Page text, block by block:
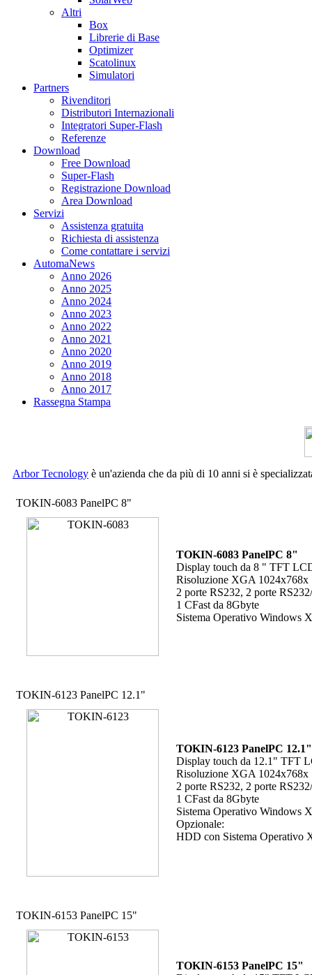
Altri
Box
Librerie di Base
Optimizer
Scatolinux
Simulatori
Partners
Rivenditori
Distributori Internazionali
Integratori Super-Flash
Referenze
Download
Free Download
Super-Flash
Registrazione Download
Area Download
Servizi
Assistenza gratuita
Richiesta di assistenza
Come contattare i servizi
AutomaNews
Anno 2026
Anno 2025
Anno 2024
Anno 2023
Anno 2022
Anno 2021
Anno 2020
Anno 2019
Anno 2018
Anno 2017
Rassegna Stampa
Arbor Tecnology è un'azienda che da più di 10 anni si è
TOKIN-6083 PanelPC 8"
TOKIN-6083 PanelPC 8"
Display touch da 8 " TFT
Risoluzione XGA
2 porte RS232, 2 porte
1 CFast da 8Gbyte
Sistema Operativo Windows
TOKIN-6123 PanelPC 12.1"
TOKIN-6123 PanelPC 12.1"
Display touch da 12.1" TFT
Risoluzione XGA
2 porte RS232, 2 porte
1 CFast da 8Gbyte
Sistema Operativo Windows
Opzionale:
HDD con Sistema Operativo
TOKIN-6153 PanelPC 15"
TOKIN-6153 PanelPC 15"